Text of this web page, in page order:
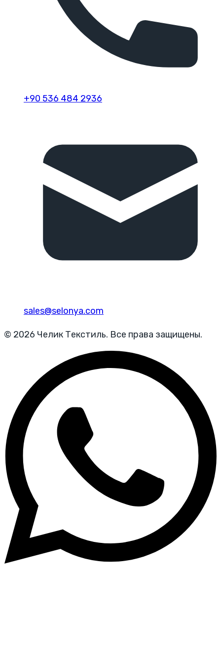
+90 536 484 2936
sales@selonya.com
© 2026 Челик Текстиль. Все права защищены.